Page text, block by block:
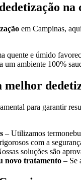
em Campinas,
quente e úmido
um ambiente 100%
para garantir
– Utilizamos
com a
soluções são
novo tratamento – Se